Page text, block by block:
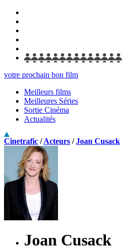
votre prochain bon film
Meilleurs films
Meilleures Séries
Sortie Cinéma
Actualités
Cinetrafic /Acteurs /Joan Cusack
Joan Cusack